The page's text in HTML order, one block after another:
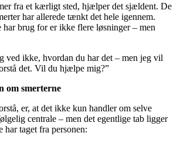
fra et kærligt sted, hjælper det sjældent. De
har allerede tænkt det hele igennem.
har brug for er ikke flere løsninger – men
ved ikke, hvordan du har det – men jeg vil
det. Vil du hjælpe mig?”
om smerterne
er, at det ikke kun handler om selve
centrale – men det egentlige tab ligger
har taget fra personen: